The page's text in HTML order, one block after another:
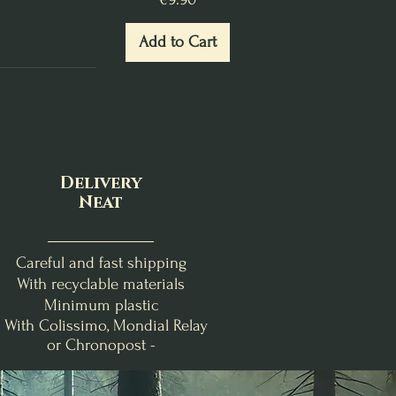
Add to Cart
Clémentine Vanillée
Bougie de Lughnasadh
Brise Fraîche
Fondants d'Intention
Poire-Freesia
Bougie Crépuscule
Delivery
Neat
Careful and fast shipping
With recyclable materials
Minimum plastic
With Colissimo, Mondial Relay
or Chronopost -